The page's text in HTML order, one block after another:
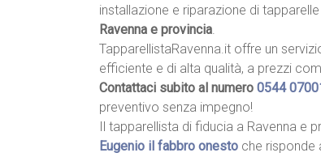
installazione e riparazione di
Ravenna e provincia.
TapparellistaRavenna.it offre un
efficiente e di alta qualità, a prezzi
Contattaci subito al numero 0544
preventivo senza impegno!
Il tapparellista di fiducia a Ravenna e
Eugenio il fabbro onesto che risponde